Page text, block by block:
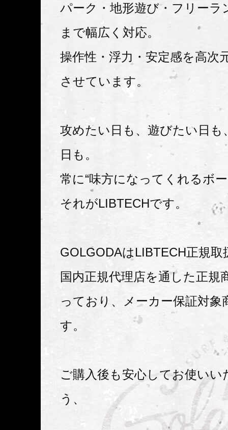
パーク・地形遊び・フリーラ
まで幅広く対応。
操作性・浮力・安定感を高次
させています。
攻めたい日も、遊びたい日も
日も。
常に“味方になってくれるボ
それがLIBTECHです。
GOLGODAはLIBTECH正規取
国内正規代理店を通した正規
っており、メーカー保証対象
す。
ご購入後も安心してお使いい
う、